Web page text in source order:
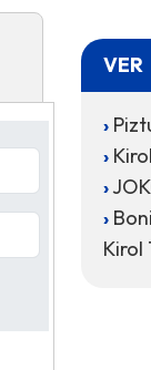
VER
Kirol